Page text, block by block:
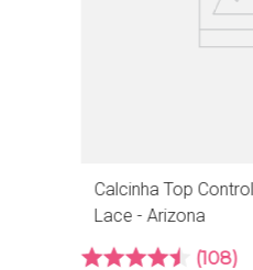
Calcinha Top
Lace - Arizona
108